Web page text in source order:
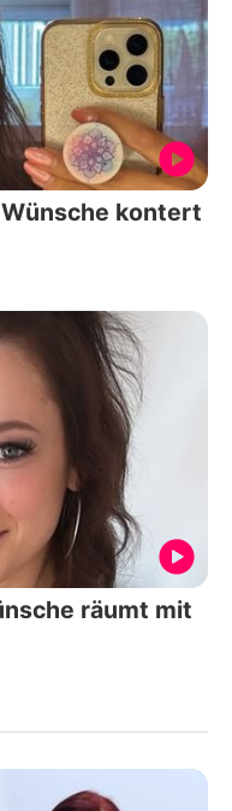
kontert
räumt mit